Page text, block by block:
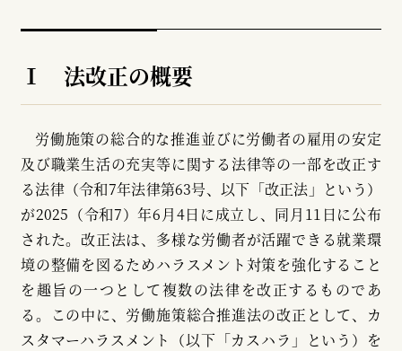
Ⅰ 法改正の概要
労働施策の総合的な推進並びに労働者の雇用の安定
及び職業生活の充実等に関する法律等の一部を改正す
る法律（令和7年法律第63号、以下「改正法」という）
が2025（令和7）年6月4日に成立し、同月11日に公布
された。改正法は、多様な労働者が活躍できる就業環
境の整備を図るためハラスメント対策を強化すること
を趣旨の一つとして複数の法律を改正するものであ
る。この中に、労働施策総合推進法の改正として、カ
スタマーハラスメント（以下「カスハラ」という）を